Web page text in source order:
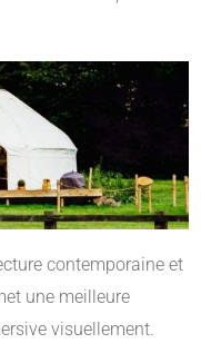
contemporaine et
une meilleure
visuellement.